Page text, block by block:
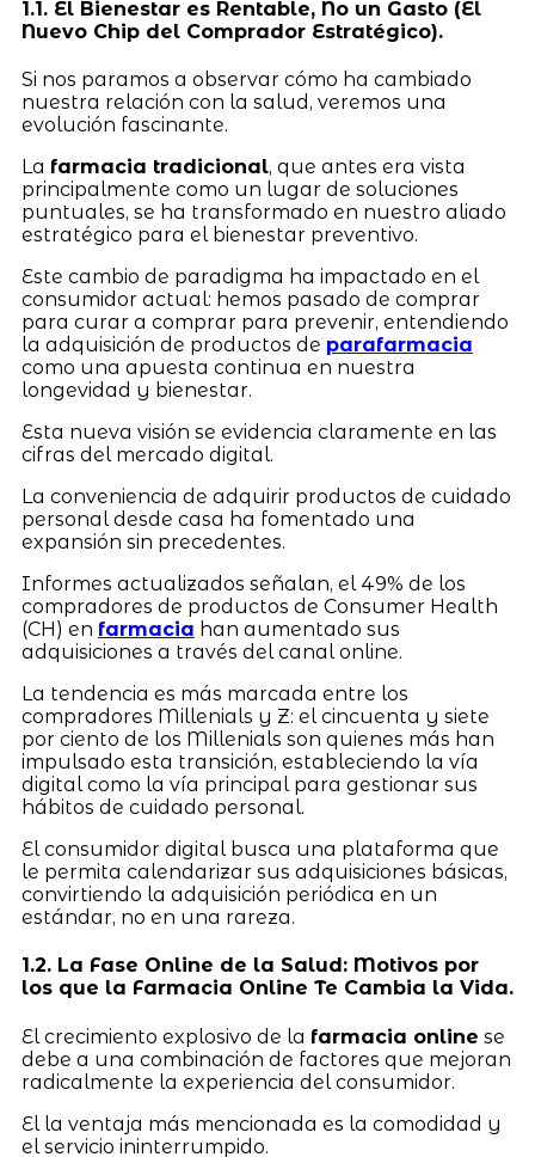
1.1. El Bienestar es Rentable, No un Gasto (El
Nuevo Chip del Comprador Estratégico).
Si nos paramos a observar cómo ha cambiado
nuestra relación con la salud, veremos una
evolución fascinante.
La farmacia tradicional, que antes era vista
principalmente como un lugar de soluciones
puntuales, se ha transformado en nuestro aliado
estratégico para el bienestar preventivo.
Este cambio de paradigma ha impactado en el
consumidor actual: hemos pasado de comprar
para curar a comprar para prevenir, entendiendo
la adquisición de productos de parafarmacia
como una apuesta continua en nuestra
longevidad y bienestar.
Esta nueva visión se evidencia claramente en las
cifras del mercado digital.
La conveniencia de adquirir productos de cuidado
personal desde casa ha fomentado una
expansión sin precedentes.
Informes actualizados señalan, el 49% de los
compradores de productos de Consumer Health
(CH) en farmacia han aumentado sus
adquisiciones a través del canal online.
La tendencia es más marcada entre los
compradores Millenials y Z: el cincuenta y siete
por ciento de los Millenials son quienes más han
impulsado esta transición, estableciendo la vía
digital como la vía principal para gestionar sus
hábitos de cuidado personal.
El consumidor digital busca una plataforma que
le permita calendarizar sus adquisiciones básicas,
convirtiendo la adquisición periódica en un
estándar, no en una rareza.
1.2. La Fase Online de la Salud: Motivos por
los que la Farmacia Online Te Cambia la Vida.
El crecimiento explosivo de la farmacia online se
debe a una combinación de factores que mejoran
radicalmente la experiencia del consumidor.
El la ventaja más mencionada es la comodidad y
el servicio ininterrumpido.